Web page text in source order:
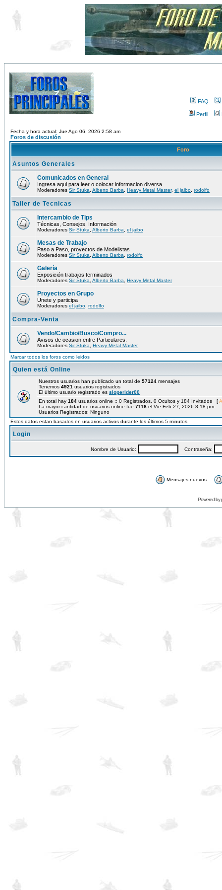
FAQ
Perfil
Fecha y hora actual: Jue Ago 06, 2026 2:58 am
Foros de discusión
Foro
Asuntos Generales
Comunicados en General
Ingresa aqui para leer o colocar informacion diversa.
Moderadores Sir Stuka Alberto Barba Heavy Metal Master, el jaibo rodolfo
Taller de Tecnicas
Intercambio de Tips
Técnicas, Consejos, Información
Moderadores Sir Stuka Alberto Barba el jaibo
Mesas de Trabajo
Paso a Paso, proyectos de Modelistas
Moderadores Sir Stuka Alberto Barba rodolfo
Galería
Exposición trabajos terminados
Moderadores Sir Stuka Alberto Barba Heavy Metal Master
Proyectos en Grupo
Unete y participa
Moderadores el jaibo rodolfo
Compra-Venta
Vendo/Cambio/Busco/Compro...
Avisos de ocasion entre Particulares.
Moderadores Sir Stuka Heavy Metal Master
Marcar todos los foros como leidos
Quien está Online
Nuestros usuarios han publicado un total de 57124 mensajes
Tenemos 4921 usuarios registrados
El último usuario registrado es sloperider00
En total hay 184 usuarios online :: 0 Registrados, 0 Ocultos y 184 Invitados [
La mayor cantidad de usuarios online fue 7118 el Vie Feb 27, 2026 8:18 pm
Usuarios Registrados: Ninguno
Estos datos estan basados en usuarios activos durante los últimos 5 minutos
Login
Nombre de Usuario: Contraseña:
Mensajes nuevos
Powered by